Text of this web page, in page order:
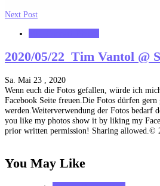
Next Post
2020/05/22_Tim Vantol @
Sa. Mai 23 , 2020
Wenn euch die Fotos gefallen, würde ich
Facebook Seite freuen.Die Fotos dürfen gern
werden.Weiterverwendung der Fotos bedarf
you like my photos show it by liking my
prior written permission! Sharing
You May Like